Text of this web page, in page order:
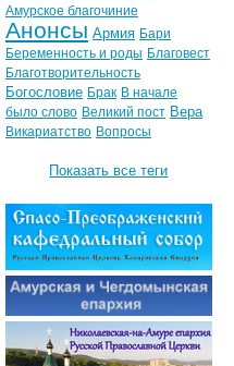
Амурское благочиние
Анонсы Армия Бари
Беременность и роды Благовест
Благотворительность
Богословие Брак В начале
было слово Великий пост Вера
Викариатство Вопросы
Показать все теги